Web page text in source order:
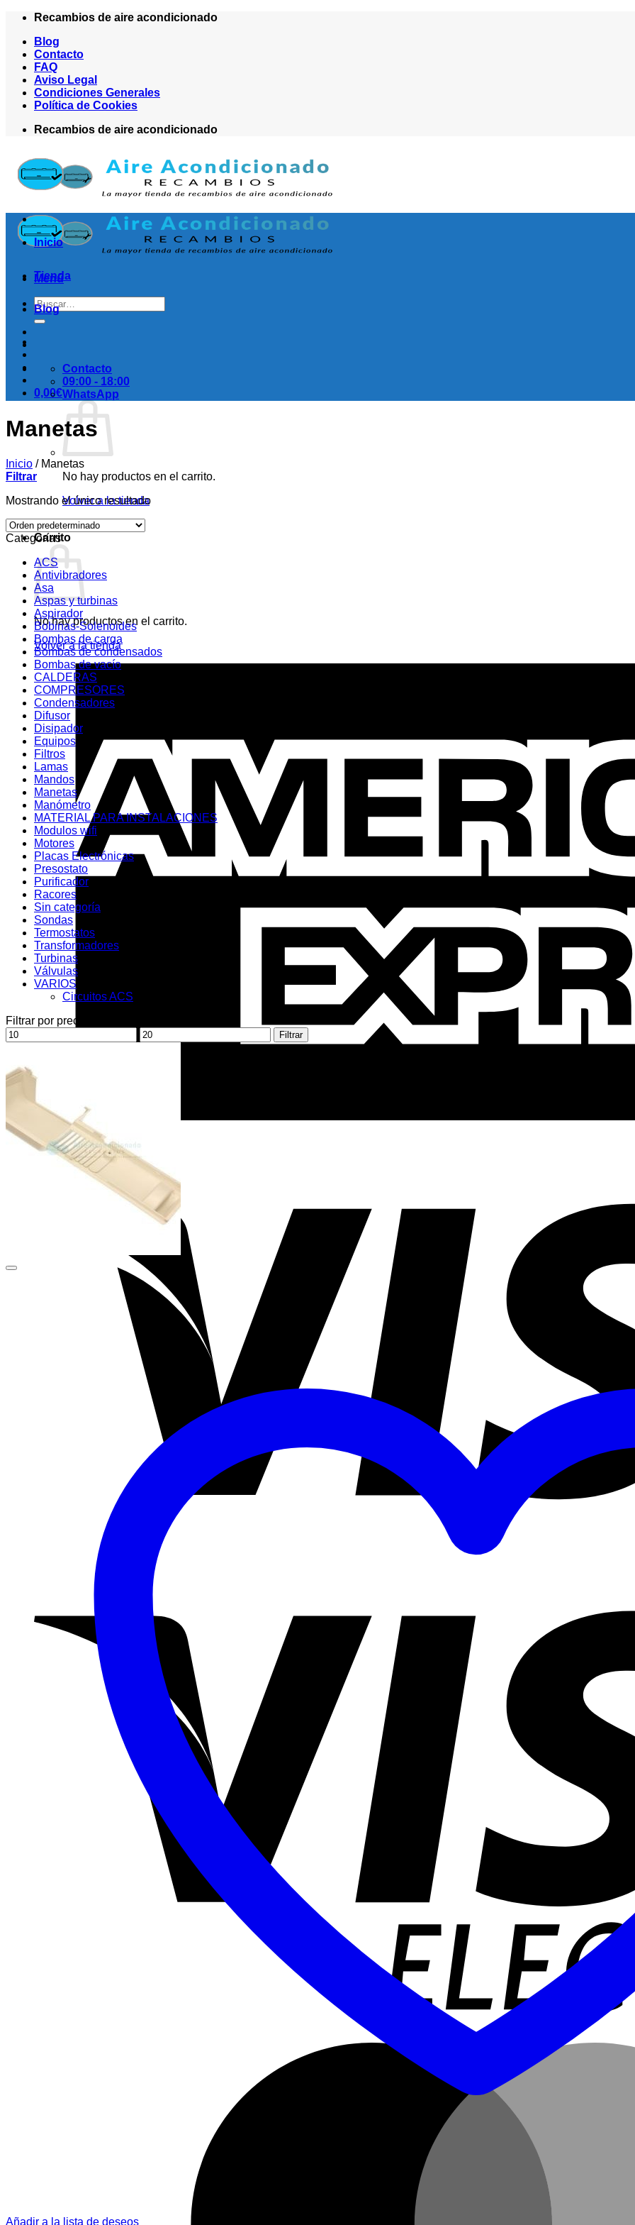
Saltar
contenido
Recambios de aire acondicionado
Blog
Contacto
FAQ
Aviso Legal
Condiciones Generales
Política de Cookies
Recambios de aire acondicionado
Menú
Buscar
por:
0,00€
No hay productos en el carrito.
Volver a la tienda
Carrito
No hay productos en el carrito.
Volver a la tienda
Inicio
Tienda
Blog
Contacto
09:00 - 18:00
WhatsApp
Manetas
Inicio /Manetas
Filtrar
Mostrando el único resultado
Categorías
ACS
Antivibradores
Asa
Aspas y turbinas
Aspirador
Bobinas-Solenoides
Bombas de carga
Bombas de condensados
Bombas de vacío
CALDERAS
COMPRESORES
Condensadores
Difusor
Disipador
Equipos
Filtros
Lamas
Mandos
Manetas
Manómetro
MATERIAL PARA INSTALACIONES
Modulos wifi
Motores
Placas Electrónicas
Presostato
Purificador
Racores
Sin categoría
Sondas
Termostatos
Transformadores
Turbinas
Válvulas
VARIOS
Circuitos ACS
Filtrar por precio
Precio
mínimo
Precio
máximo
Filtrar
Añadir a la lista de deseos